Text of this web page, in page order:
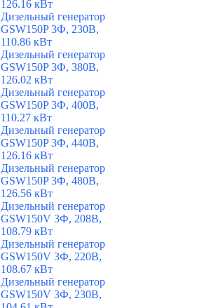
126.16 кВт
Дизельный генератор
GSW150P 3Ф, 230В,
110.86 кВт
Дизельный генератор
GSW150P 3Ф, 380В,
126.02 кВт
Дизельный генератор
GSW150P 3Ф, 400В,
110.27 кВт
Дизельный генератор
GSW150P 3Ф, 440В,
126.16 кВт
Дизельный генератор
GSW150P 3Ф, 480В,
126.56 кВт
Дизельный генератор
GSW150V 3Ф, 208В,
108.79 кВт
Дизельный генератор
GSW150V 3Ф, 220В,
108.67 кВт
Дизельный генератор
GSW150V 3Ф, 230В,